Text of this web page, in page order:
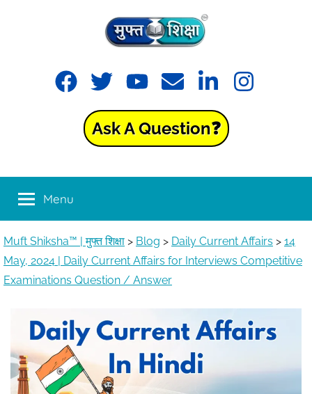
Muft
Shiksha™
मुफ्त
शिक्षा
FacebookTwitter YouTubeEmail LinkedInInstagram
Ask A Question❓
Menu
Muft Shiksha™ | मुफ्त शिक्षा > Blog > Daily Current Affairs > 14
May, 2024 | Daily Current Affairs for Interviews Competitive
Examinations Question / Answer